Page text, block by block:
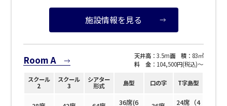
park</a>」</a></strong>（公財）東京都道路整備保全
公社 管理運営サイト</strong>
施設情報を見る
Room A 天井高 ：3.5m面 積 ：83㎡
料 金 ：104,500円(税込)〜
スクール
2
スクール
3
シアター
形式
島型 口の字 T字島型
36席(6 24席（4